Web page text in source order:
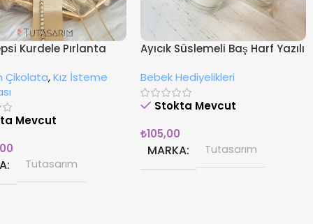
Kurdele Pırlanta
Çikolata,Kız İsteme
Mevcut
Tutasarım
Ayıcık Süslemeli Baş Harf Yazılı
Bebek Hediyelikleri
Stokta Mevcut
₺105,00
MARKA Tutasarım